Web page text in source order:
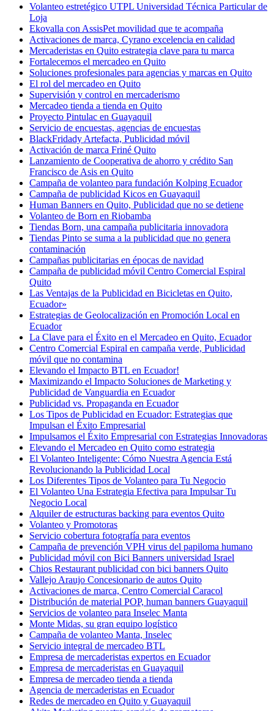
Volanteo estretégico UTPL Universidad Técnica Particular de
Loja
Ekovalla con AssisPet movilidad que te acompaña
Activaciones de marca, Cyrano excelencia en calidad
Mercaderistas en Quito estrategia clave para tu marca
Fortalecemos el mercadeo en Quito
Soluciones profesionales para agencias y marcas en Quito
El rol del mercadeo en Quito
Supervisión y control en mercaderismo
Mercadeo tienda a tienda en Quito
Proyecto Pintulac en Guayaquil
Servicio de encuestas, agencias de encuestas
BlackFridady Artefacta, Publicidad móvil
Activación de marca Friné Quito
Lanzamiento de Cooperativa de ahorro y crédito San
Francisco de Asis en Quito
Campaña de volanteo para fundación Kolping Ecuador
Campaña de publicidad Kicos en Guayaquil
Human Banners en Quito, Publicidad que no se detiene
Volanteo de Born en Riobamba
Tiendas Born, una campaña publicitaria innovadora
Tiendas Pinto se suma a la publicidad que no genera
contaminación
Campañas publicitarias en épocas de navidad
Campaña de publicidad móvil Centro Comercial Espiral
Quito
Las Ventajas de la Publicidad en Bicicletas en Quito,
Ecuador»
Estrategias de Geolocalización en Promoción Local en
Ecuador
La Clave para el Éxito en el Mercadeo en Quito, Ecuador
Centro Comercial Espiral en campaña verde, Publicidad
móvil que no contamina
Elevando el Impacto BTL en Ecuador!
Maximizando el Impacto Soluciones de Marketing y
Publicidad de Vanguardia en Ecuador
Publicidad vs. Propaganda en Ecuador
Los Tipos de Publicidad en Ecuador: Estrategias que
Impulsan el Éxito Empresarial
Impulsamos el Éxito Empresarial con Estrategias Innovadoras
Elevando el Mercadeo en Quito como estrategia
El Volanteo Inteligente: Cómo Nuestra Agencia Está
Revolucionando la Publicidad Local
Los Diferentes Tipos de Volanteo para Tu Negocio
El Volanteo Una Estrategia Efectiva para Impulsar Tu
Negocio Local
Alquiler de estructuras backing para eventos Quito
Volanteo y Promotoras
Servicio cobertura fotografía para eventos
Campaña de prevención VPH virus del papiloma humano
Publicidad móvil con Bici Banners universidad Israel
Chios Restaurant publicidad con bici banners Quito
Vallejo Araujo Concesionario de autos Quito
Activaciones de marca, Centro Comercial Caracol
Distribución de material POP, human banners Guayaquil
Servicios de volanteo para Inselec Manta
Monte Midas, su gran equipo logístico
Campaña de volanteo Manta, Inselec
Servicio integral de mercadeo BTL
Empresa de mercaderistas expertos en Ecuador
Empresa de mercaderistas en Guayaquil
Empresa de mercadeo tienda a tienda
Agencia de mercaderistas en Ecuador
Redes de mercadeo en Quito y Guayaquil